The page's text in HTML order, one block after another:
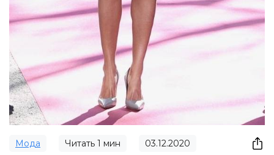
Мода Читать 1 мин 03.12.2020